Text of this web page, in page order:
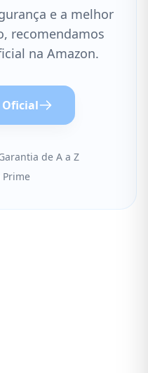
e a melhor
recomendamos
na Amazon.
Oficial
de A a Z
Prime